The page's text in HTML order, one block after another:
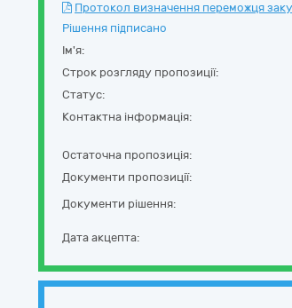
Протокол визначення переможця
Рішення підписано
Ім'я:
Строк розгляду пропозиції:
Статус:
Контактна інформація:
Остаточна пропозиція:
Документи пропозиції:
Документи рішення:
Дата акцепта: